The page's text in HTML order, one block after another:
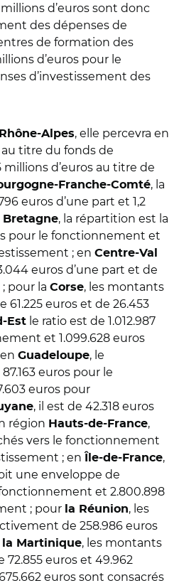
d’euros sont donc
des dépenses de
de formation des
d’euros pour le
d’investissement des
Rhône-Alpes, elle percevra en
au titre du fonds de
d’euros au titre de
Franche-Comté, la
euros d’une part et 1,2
Bretagne, la répartition est la
pour le fonctionnement et
; en Centre-Val
euros d’une part et de
pour la Corse, les montants
euros et de 26.453
Est le ratio est de 1.012.987
et 1.099.628 euros
Guadeloupe, le
87.163 euros pour le
euros pour
, il est de 42.318 euros
région Hauts-de-France,
vers le fonctionnement
; en
le-de-France,
une enveloppe de
fonctionnement et 2.800.898
; pour la Réunion, les
de 258.986 euros
la Martinique, les montants
72.855 euros et 49.962
euros sont consacrés